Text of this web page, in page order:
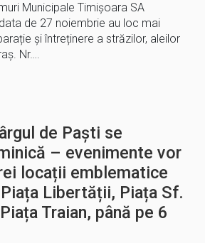
Municipale Timișoara SA
de 27 noiembrie au loc mai
și întreținere a străzilor, aleilor
Nr….
de Paști se
– evenimente vor
locații emblematice
Libertății, Piața Sf.
Traian, până pe 6